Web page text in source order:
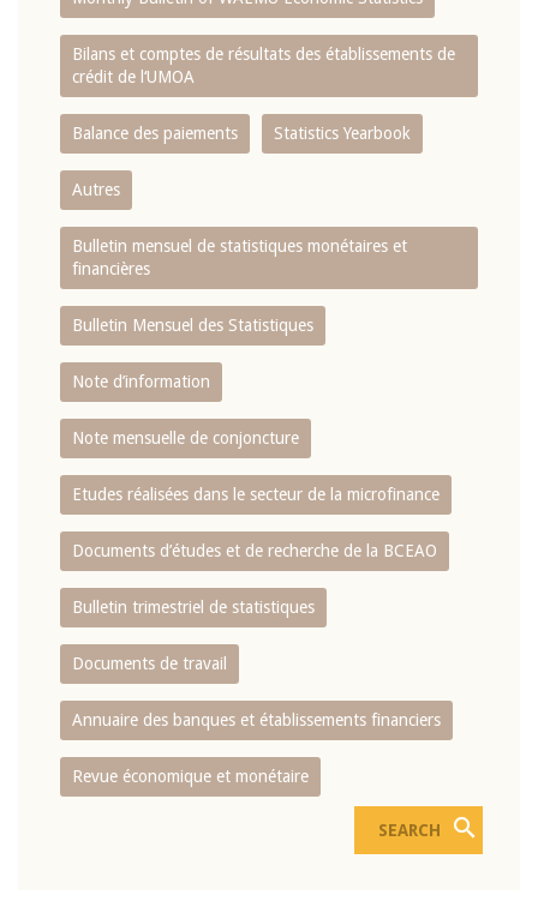
Bilans et comptes de résultats des établissements de
crédit de l‘UMOA
Balance des paiements Statistics Yearbook
Autres
Bulletin mensuel de statistiques monétaires et
financières
Bulletin Mensuel des Statistiques
Note d’information
Note mensuelle de conjoncture
Etudes réalisées dans le secteur de la microfinance
Documents d’études et de recherche de la BCEAO
Bulletin trimestriel de statistiques
Documents de travail
Annuaire des banques et établissements financiers
Revue économique et monétaire